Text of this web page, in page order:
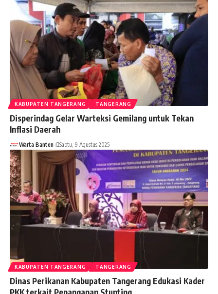
KABUPATEN TANGERANG TANGERANG
Disperindag Gelar Warteksi Gemilang untuk Tekan
Inflasi Daerah
Warta Banten Sabtu, 9 Agustus 2025
KABUPATEN TANGERANG TANGERANG
Dinas Perikanan Kabupaten Tangerang Edukasi Kader